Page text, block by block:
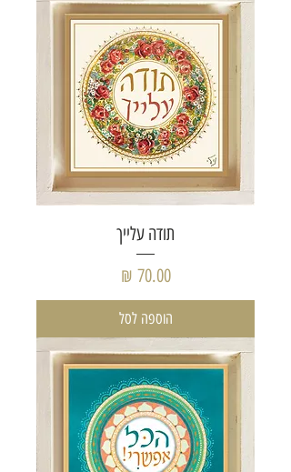
תודה עלייך
מחיר‏70.00 ‏₪
הוספה לסל